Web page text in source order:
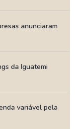
anunciaram
da Iguatemi
variável pela